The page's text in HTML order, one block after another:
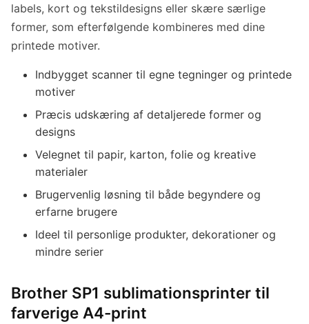
labels, kort og tekstildesigns eller skære særlige
former, som efterfølgende kombineres med dine
printede motiver.
Indbygget scanner til egne tegninger og printede
motiver
Præcis udskæring af detaljerede former og
designs
Velegnet til papir, karton, folie og kreative
materialer
Brugervenlig løsning til både begyndere og
erfarne brugere
Ideel til personlige produkter, dekorationer og
mindre serier
Brother SP1 sublimationsprinter til
farverige A4-print